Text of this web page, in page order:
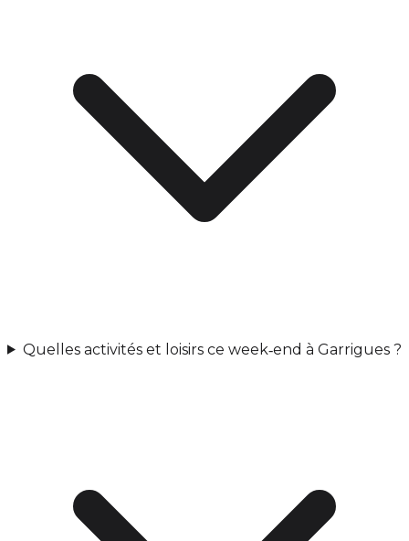
Quelles activités et loisirs ce week‑end à Garrigues ?